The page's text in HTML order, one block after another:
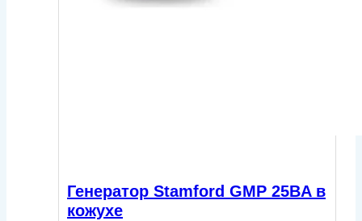
Генератор Stamford GMP 25BA в
кожухе